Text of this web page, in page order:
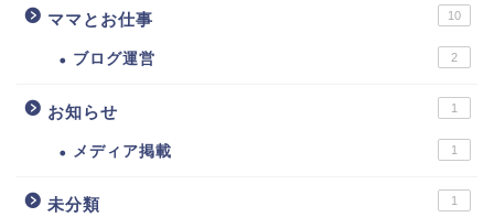
ママとお仕事 10
ブログ運営 2
お知らせ 1
メディア掲載 1
未分類 1